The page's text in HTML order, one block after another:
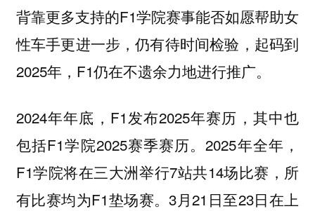
背靠更多支持的F1学院赛事能否如愿帮助女
性车手更进一步，仍有待时间检验，起码到
2025年，F1仍在不遗余力地进行推广。
2024年年底，F1发布2025年赛历，其中也
包括F1学院2025赛季赛历。2025年全年，
F1学院将在三大洲举行7站共14场比赛，所
有比赛均为F1垫场赛。3月21日至23日在上